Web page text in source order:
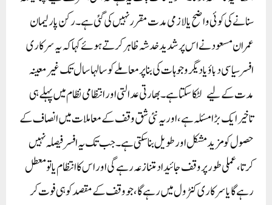
سنانے کی کوئی واضح یا لازمی مدت مقرر نہیں کی گئی ہے۔ رکن پارلیمان
عمران مسعود نے اس پر شدید خدشہ ظاہر کرتے ہوئے کہا کہ یہ سرکاری
افسر سیاسی دباؤ یا دیگر وجوہات کی بنا پر معاملے کو سالہا سال تک غیر معینہ
مدت کے لیے لٹکا سکتا ہے۔ بھارتی عدالتی اور انتظامی نظام میں پہلے ہی
تاخیر ایک بڑا مسئلہ ہے، اور یہ نئی شق وقف کے معاملات میں انصاف کے
حصول کو مزید مشکل اور طویل بنا سکتی ہے۔ جب تک یہ افسر فیصلہ نہیں
کرتا، عملی طور پر وقف جائیداد متنازعہ رہے گی اور اس کا انتظام یا تو معطل
رہے گا یا سرکاری کنٹرول میں رہے گا، جو وقف کے مقصد کو ہی فوت کر